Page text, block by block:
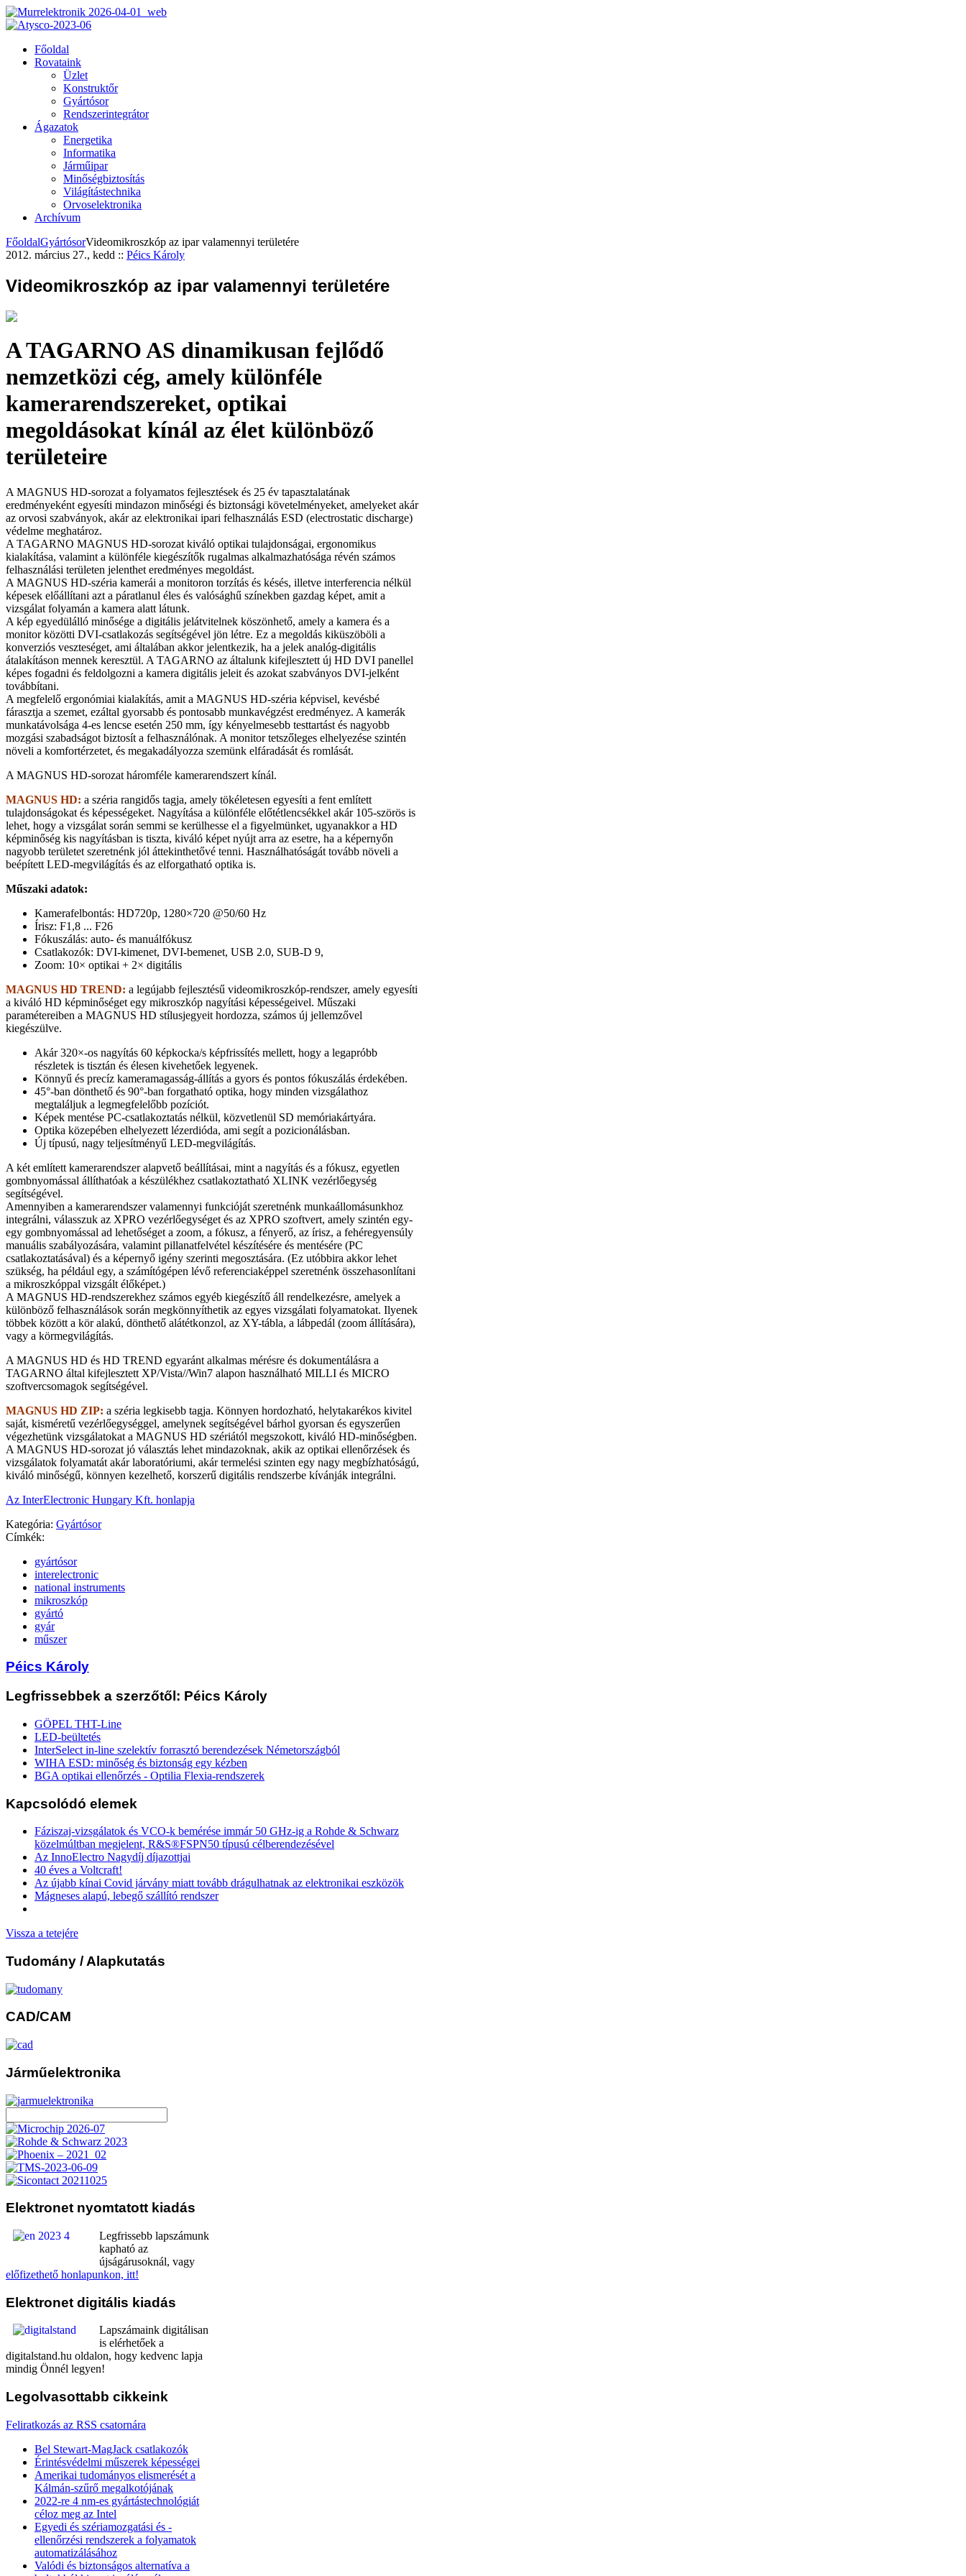
Főoldal
Rovataink
Üzlet
Konstruktőr
Gyártósor
Rendszerintegrátor
Ágazatok
Energetika
Informatika
Járműipar
Minőségbiztosítás
Világítástechnika
Orvoselektronika
Archívum
FőoldalGyártósorVideomikroszkóp az ipar valamennyi területére
2012. március 27., kedd :: Péics Károly
Videomikroszkóp az ipar valamennyi területére
A TAGARNO AS dinamikusan fejlődő
nemzetközi cég, amely különféle
kamerarendszereket, optikai
megoldásokat kínál az élet különböző
területeire
A MAGNUS HD-sorozat a folyamatos fejlesztések és 25 év tapasztalatának
eredményeként egyesíti mindazon minőségi és biztonsági követelményeket, amelyeket akár
az orvosi szabványok, akár az elektronikai ipari felhasználás ESD (electrostatic discharge)
védelme meghatároz.
A TAGARNO MAGNUS HD-sorozat kiváló optikai tulajdonságai, ergonomikus
kialakítása, valamint a különféle kiegészítők rugalmas alkalmazhatósága révén számos
felhasználási területen jelenthet eredményes megoldást.
A MAGNUS HD-széria kamerái a monitoron torzítás és késés, illetve interferencia nélkül
képesek előállítani azt a páratlanul éles és valósághű színekben gazdag képet, amit a
vizsgálat folyamán a kamera alatt látunk.
A kép egyedülálló minősége a digitális jelátvitelnek köszönhető, amely a kamera és a
monitor közötti DVI-csatlakozás segítségével jön létre. Ez a megoldás kiküszöböli a
konverziós veszteséget, ami általában akkor jelentkezik, ha a jelek analóg-digitális
átalakításon mennek keresztül. A TAGARNO az általunk kifejlesztett új HD DVI panellel
képes fogadni és feldolgozni a kamera digitális jeleit és azokat szabványos DVI-jelként
továbbítani.
A megfelelő ergonómiai kialakítás, amit a MAGNUS HD-széria képvisel, kevésbé
fárasztja a szemet, ezáltal gyorsabb és pontosabb munkavégzést eredményez. A kamerák
munkatávolsága 4-es lencse esetén 250 mm, így kényelmesebb testtartást és nagyobb
mozgási szabadságot biztosít a felhasználónak. A monitor tetszőleges elhelyezése szintén
növeli a komfortérzetet, és megakadályozza szemünk elfáradását és romlását.
A MAGNUS HD-sorozat háromféle kamerarendszert kínál.
MAGNUS HD: a széria rangidős tagja, amely tökéletesen egyesíti a fent említett
tulajdonságokat és képességeket. Nagyítása a különféle előtétlencsékkel akár 105-szörös is
lehet, hogy a vizsgálat során semmi se kerülhesse el a figyelmünket, ugyanakkor a HD
képminőség kis nagyításban is tiszta, kiváló képet nyújt arra az esetre, ha a képernyőn
nagyobb területet szeretnénk jól áttekinthetővé tenni. Használhatóságát tovább növeli a
beépített LED-megvilágítás és az elforgatható optika is.
Műszaki adatok:
Kamerafelbontás: HD720p, 1280×720 @50/60 Hz
Írisz: F1,8 ... F26
Fókuszálás: auto- és manuálfókusz
Csatlakozók: DVI-kimenet, DVI-bemenet, USB 2.0, SUB-D 9,
Zoom: 10× optikai + 2× digitális
MAGNUS HD TREND: a legújabb fejlesztésű videomikroszkóp-rendszer, amely egyesíti
a kiváló HD képminőséget egy mikroszkóp nagyítási képességeivel. Műszaki
paramétereiben a MAGNUS HD stílusjegyeit hordozza, számos új jellemzővel
kiegészülve.
Akár 320×-os nagyítás 60 képkocka/s képfrissítés mellett, hogy a legapróbb
részletek is tisztán és élesen kivehetőek legyenek.
Könnyű és precíz kameramagasság-állítás a gyors és pontos fókuszálás érdekében.
45°-ban dönthető és 90°-ban forgatható optika, hogy minden vizsgálathoz
megtaláljuk a legmegfelelőbb pozíciót.
Képek mentése PC-csatlakoztatás nélkül, közvetlenül SD memóriakártyára.
Optika közepében elhelyezett lézerdióda, ami segít a pozicionálásban.
Új típusú, nagy teljesítményű LED-megvilágítás.
A két említett kamerarendszer alapvető beállításai, mint a nagyítás és a fókusz, egyetlen
gombnyomással állíthatóak a készülékhez csatlakoztatható XLINK vezérlőegység
segítségével.
Amennyiben a kamerarendszer valamennyi funkcióját szeretnénk munkaállomásunkhoz
integrálni, válasszuk az XPRO vezérlőegységet és az XPRO szoftvert, amely szintén egy-
egy gombnyomással ad lehetőséget a zoom, a fókusz, a fényerő, az írisz, a fehéregyensúly
manuális szabályozására, valamint pillanatfelvétel készítésére és mentésére (PC
csatlakoztatásával) és a képernyő igény szerinti megosztására. (Ez utóbbira akkor lehet
szükség, ha például egy, a számítógépen lévő referenciaképpel szeretnénk összehasonlítani
a mikroszkóppal vizsgált élőképet.)
A MAGNUS HD-rendszerekhez számos egyéb kiegészítő áll rendelkezésre, amelyek a
különböző felhasználások során megkönnyíthetik az egyes vizsgálati folyamatokat. Ilyenek
többek között a kör alakú, dönthető alátétkonzol, az XY-tábla, a lábpedál (zoom állítására),
vagy a körmegvilágítás.
A MAGNUS HD és HD TREND egyaránt alkalmas mérésre és dokumentálásra a
TAGARNO által kifejlesztett XP/Vista//Win7 alapon használható MILLI és MICRO
szoftvercsomagok segítségével.
MAGNUS HD ZIP: a széria legkisebb tagja. Könnyen hordozható, helytakarékos kivitel
saját, kisméretű vezérlőegységgel, amelynek segítségével bárhol gyorsan és egyszerűen
végezhetünk vizsgálatokat a MAGNUS HD szériától megszokott, kiváló HD-minőségben.
A MAGNUS HD-sorozat jó választás lehet mindazoknak, akik az optikai ellenőrzések és
vizsgálatok folyamatát akár laboratóriumi, akár termelési szinten egy nagy megbízhatóságú,
kiváló minőségű, könnyen kezelhető, korszerű digitális rendszerbe kívánják integrálni.
Az InterElectronic Hungary Kft. honlapja
Kategória: Gyártósor
Címkék:
gyártósor
interelectronic
national instruments
mikroszkóp
gyártó
gyár
műszer
Péics Károly
Legfrissebbek a szerzőtől: Péics Károly
GÖPEL THT-Line
LED-beültetés
InterSelect in-line szelektív forrasztó berendezések Németországból
WIHA ESD: minőség és biztonság egy kézben
BGA optikai ellenőrzés - Optilia Flexia-rendszerek
Kapcsolódó elemek
Fáziszaj-vizsgálatok és VCO-k bemérése immár 50 GHz-ig a Rohde & Schwarz
közelmúltban megjelent, R&S®FSPN50 típusú célberendezésével
Az InnoElectro Nagydíj díjazottjai
40 éves a Voltcraft!
Az újabb kínai Covid járvány miatt tovább drágulhatnak az elektronikai eszközök
Mágneses alapú, lebegő szállító rendszer
Vissza a tetejére
Tudomány / Alapkutatás
CAD/CAM
Járműelektronika
Elektronet nyomtatott kiadás
Legfrissebb lapszámunk
kapható az
újságárusoknál, vagy
előfizethető honlapunkon, itt!
Elektronet digitális kiadás
Lapszámaink digitálisan
is elérhetőek a
digitalstand.hu oldalon, hogy kedvenc lapja
mindig Önnél legyen!
Legolvasottabb cikkeink
Feliratkozás az RSS csatornára
Bel Stewart-MagJack csatlakozók
Érintésvédelmi műszerek képességei
Amerikai tudományos elismerését a
Kálmán-szűrő megalkotójának
2022-re 4 nm-es gyártástechnológiát
céloz meg az Intel
Egyedi és szériamozgatási és -
ellenőrzési rendszerek a folyamatok
automatizálásához
Valódi és biztonságos alternatíva a